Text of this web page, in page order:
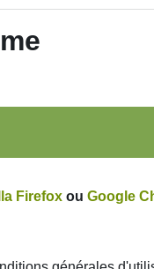
Firefox ou Google